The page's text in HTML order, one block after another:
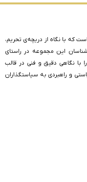
که با نگاه از دریچه‌ی تحریم،
این مجموعه در راستای
با نگاهی دقیق و فنی در قالب
و راهبردی به سیاستگذاران